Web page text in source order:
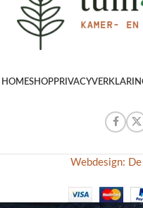
HOMESHOP
Webdesign: